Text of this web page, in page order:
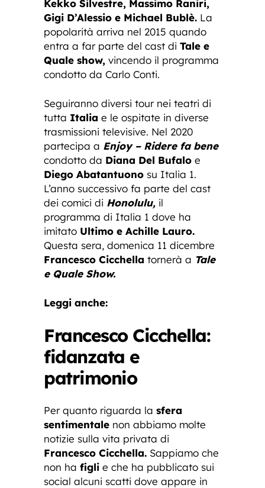
Kekko Silvestre, Massimo Raniri,
Gigi D’Alessio e Michael Bublè. La
popolarità arriva nel 2015 quando
entra a far parte del cast di Tale e
Quale show, vincendo il programma
condotto da Carlo Conti.
Seguiranno diversi tour nei teatri di
tutta Italia e le ospitate in diverse
trasmissioni televisive. Nel 2020
partecipa a Enjoy – Ridere fa bene
condotto da Diana Del Bufalo e
Diego Abatantuono su Italia 1.
L’anno successivo fa parte del cast
dei comici di Honolulu, il
programma di Italia 1 dove ha
imitato Ultimo e Achille Lauro.
Questa sera, domenica 11 dicembre
Francesco Cicchella tornerà a Tale
e Quale Show.
Leggi anche:
Francesco Cicchella:
fidanzata e
patrimonio
Per quanto riguarda la sfera
sentimentale non abbiamo molte
notizie sulla vita privata di
Francesco Cicchella. Sappiamo che
non ha figli e che ha pubblicato sui
social alcuni scatti dove appare in